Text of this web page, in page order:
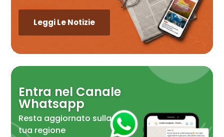
Leggi Le Notizie
Entra nel Canale
Whatsapp
Resta aggiornato sulla
tua regione